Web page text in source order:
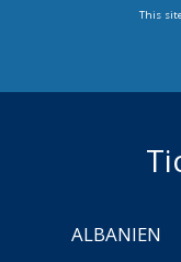
This
ALBANIEN